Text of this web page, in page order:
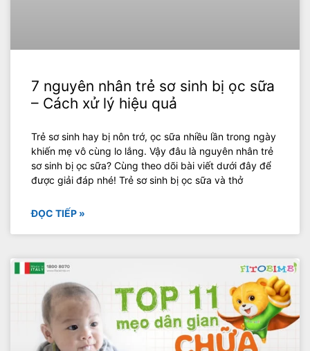
7 nguyên nhân trẻ sơ sinh bị ọc sữa
– Cách xử lý hiệu quả
Trẻ sơ sinh hay bị nôn trớ, ọc sữa nhiều lần trong ngày
khiến mẹ vô cùng lo lắng. Vậy đâu là nguyên nhân trẻ
sơ sinh bị ọc sữa? Cùng theo dõi bài viết dưới đây để
được giải đáp nhé! Trẻ sơ sinh bị ọc sữa và thở
ĐỌC TIẾP »